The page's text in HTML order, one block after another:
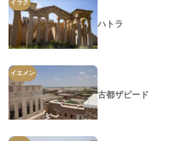
イラク
ハトラ
イエメン
古都ザビード